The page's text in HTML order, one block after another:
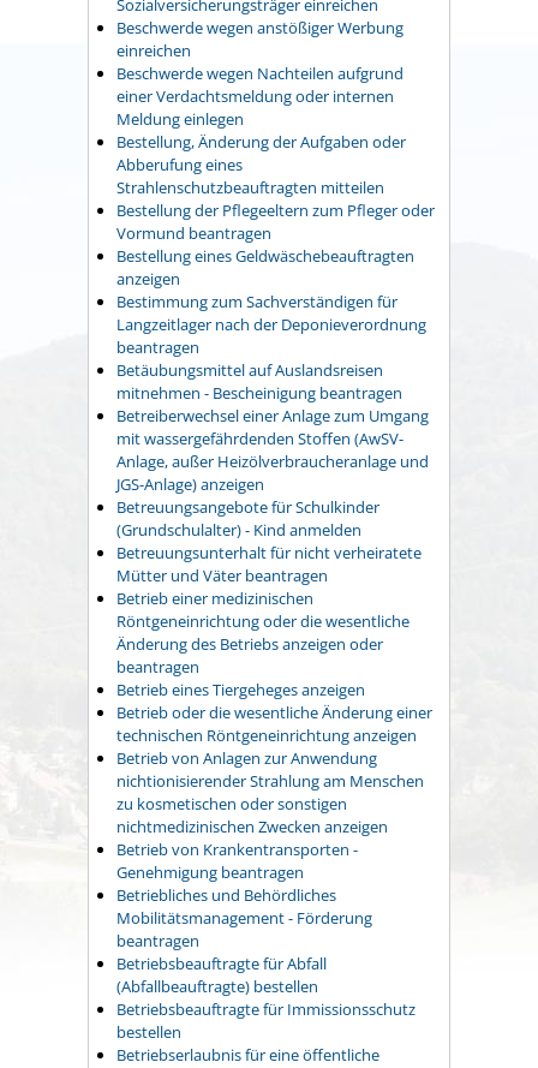
Sozialversicherungsträger einreichen
Beschwerde wegen anstößiger Werbung
einreichen
Beschwerde wegen Nachteilen aufgrund
einer Verdachtsmeldung oder internen
Meldung einlegen
Bestellung, Änderung der Aufgaben oder
Abberufung eines
Strahlenschutzbeauftragten mitteilen
Bestellung der Pflegeeltern zum Pfleger oder
Vormund beantragen
Bestellung eines Geldwäschebeauftragten
anzeigen
Bestimmung zum Sachverständigen für
Langzeitlager nach der Deponieverordnung
beantragen
Betäubungsmittel auf Auslandsreisen
mitnehmen - Bescheinigung beantragen
Betreiberwechsel einer Anlage zum Umgang
mit wassergefährdenden Stoffen (AwSV-
Anlage, außer Heizölverbraucheranlage und
JGS-Anlage) anzeigen
Betreuungsangebote für Schulkinder
(Grundschulalter) - Kind anmelden
Betreuungsunterhalt für nicht verheiratete
Mütter und Väter beantragen
Betrieb einer medizinischen
Röntgeneinrichtung oder die wesentliche
Änderung des Betriebs anzeigen oder
beantragen
Betrieb eines Tiergeheges anzeigen
Betrieb oder die wesentliche Änderung einer
technischen Röntgeneinrichtung anzeigen
Betrieb von Anlagen zur Anwendung
nichtionisierender Strahlung am Menschen
zu kosmetischen oder sonstigen
nichtmedizinischen Zwecken anzeigen
Betrieb von Krankentransporten -
Genehmigung beantragen
Betriebliches und Behördliches
Mobilitätsmanagement - Förderung
beantragen
Betriebsbeauftragte für Abfall
(Abfallbeauftragte) bestellen
Betriebsbeauftragte für Immissionsschutz
bestellen
Betriebserlaubnis für eine öffentliche